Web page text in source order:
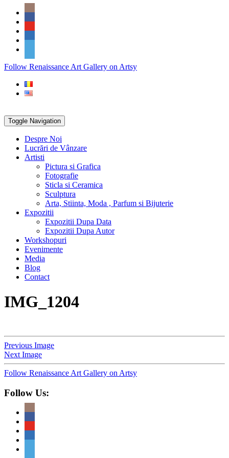
Skip
content
Social
Icons
PARTENER
Follow Renaissance Art Gallery on Artsy
Toggle Navigation
Despre Noi
Lucrări de Vânzare
Artisti
Pictura si Grafica
Fotografie
Sticla si Ceramica
Sculptura
Arta, Stiinta, Moda , Parfum si Bijuterie
Expozitii
Expozitii Dupa Data
Expozitii Dupa Autor
Workshopuri
Evenimente
Media
Blog
Contact
IMG_1204
Previous Image
Next Image
Follow Renaissance Art Gallery on Artsy
Follow Us: